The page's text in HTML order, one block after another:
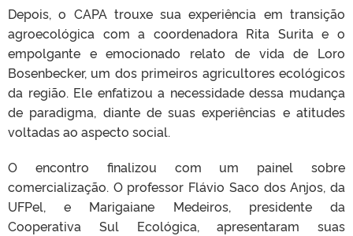
Depois, o CAPA trouxe sua experiência em transição
agroecológica com a coordenadora Rita Surita e o
empolgante e emocionado relato de vida de Loro
Bosenbecker, um dos primeiros agricultores ecológicos
da região. Ele enfatizou a necessidade dessa mudança
de paradigma, diante de suas experiências e atitudes
voltadas ao aspecto social.
O encontro finalizou com um painel sobre
comercialização. O professor Flávio Saco dos Anjos, da
UFPel, e Marigaiane Medeiros, presidente da
Cooperativa Sul Ecológica, apresentaram suas